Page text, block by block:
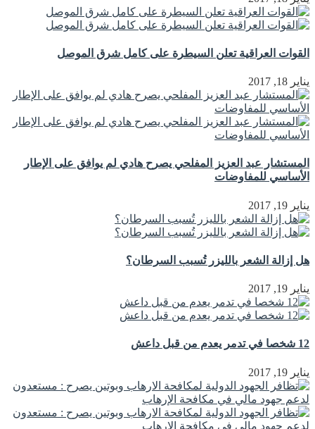
القوات العراقية تعلن السيطرة على كامل شرق الموصل
يناير 18, 2017
المستشار عبد العزيز المفلحي يصرح هادي لم يوافق على الإطار
الأساسي للمفاوضات
يناير 19, 2017
هل إزالة الشعر بالليزر تُسبب السرطان؟
يناير 19, 2017
12 شخصا في تدمر يعدم من قبل داعش
يناير 19, 2017